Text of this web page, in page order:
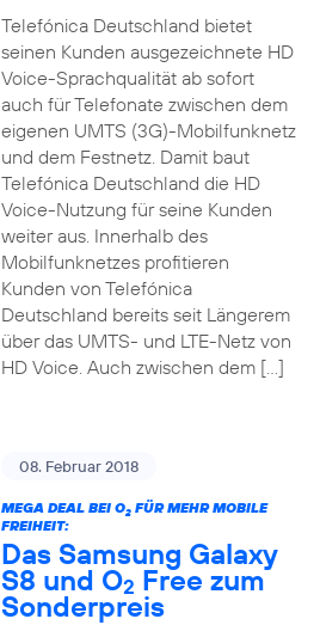
Telefónica Deutschland bietet
seinen Kunden ausgezeichnete HD
Voice-Sprachqualität ab sofort
auch für Telefonate zwischen dem
eigenen UMTS (3G)-Mobilfunknetz
und dem Festnetz. Damit baut
Telefónica Deutschland die HD
Voice-Nutzung für seine Kunden
weiter aus. Innerhalb des
Mobilfunknetzes profitieren
Kunden von Telefónica
Deutschland bereits seit Längerem
über das UMTS- und LTE-Netz von
HD Voice. Auch zwischen dem […]
08. Februar 2018
MEGA DEAL BEI O2FÜR MEHR MOBILE
FREIHEIT:
Das Samsung Galaxy
S8 und O2 Free zum
Sonderpreis